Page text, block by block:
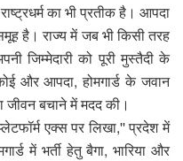
का भी प्रतीक है। आपदा
है। राज्य में जब भी किसी तरह
जिम्मेदारी को पूरी मुस्तैदी के
और आपदा, होमगार्ड के जवान
बचाने में मदद की।
एक्स पर लिखा,'' प्रदेश में
में भर्ती हेतु बैगा, भारिया और